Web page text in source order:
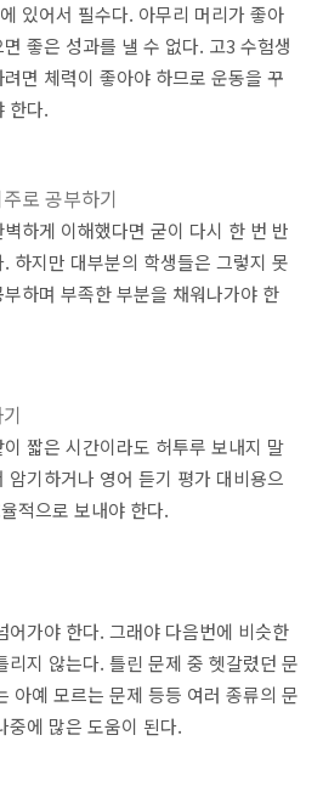
있어서 필수다. 아무리 머리가 좋아
좋은 성과를 낼 수 없다. 고3 수험생
면 체력이 좋아야 하므로 운동을 꾸
한다.
로 공부하기
하게 이해했다면 굳이 다시 한 번 반
하지만 대부분의 학생들은 그렇지 못
하며 부족한 부분을 채워나가야 한
짧은 시간이라도 허투루 보내지 말
암기하거나 영어 듣기 평가 대비용으
적으로 보내야 한다.
어가야 한다. 그래야 다음번에 비슷한
리지 않는다. 틀린 문제 중 헷갈렸던 문
아예 모르는 문제 등등 여러 종류의 문
중에 많은 도움이 된다.